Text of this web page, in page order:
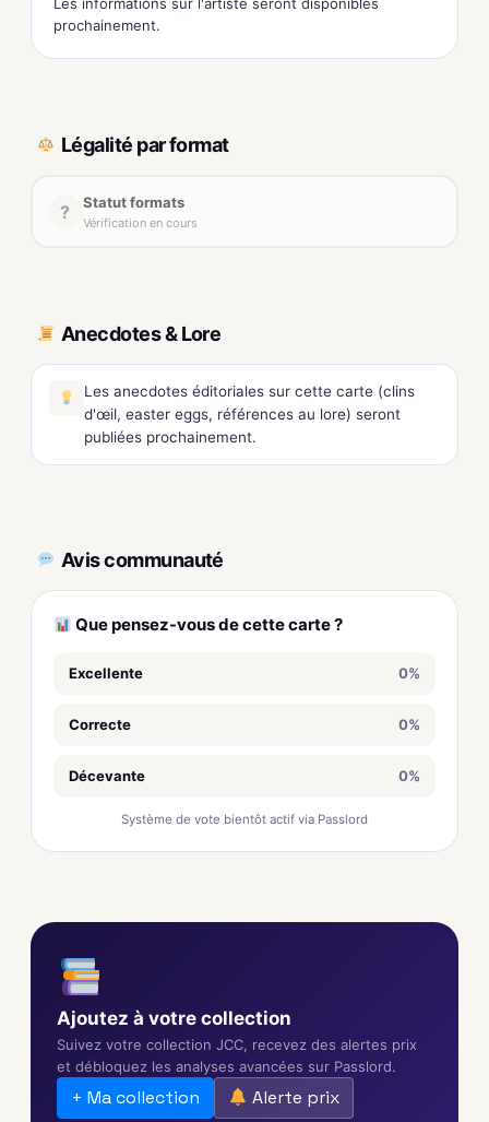
Les informations sur l'artiste seront disponibles
prochainement.
Légalité par format
? Statut formats
Vérification en cours
Anecdotes & Lore
Les anecdotes éditoriales sur cette carte (clins
d'œil, easter eggs, références au lore) seront
publiées prochainement.
Avis communauté
Que pensez-vous de cette carte ?
Excellente 0%
Correcte 0%
Décevante 0%
Système de vote bientôt actif via Passlord
Ajoutez à votre collection
Suivez votre collection JCC, recevez des alertes prix
et débloquez les analyses avancées sur Passlord.
+ Ma collection Alerte prix